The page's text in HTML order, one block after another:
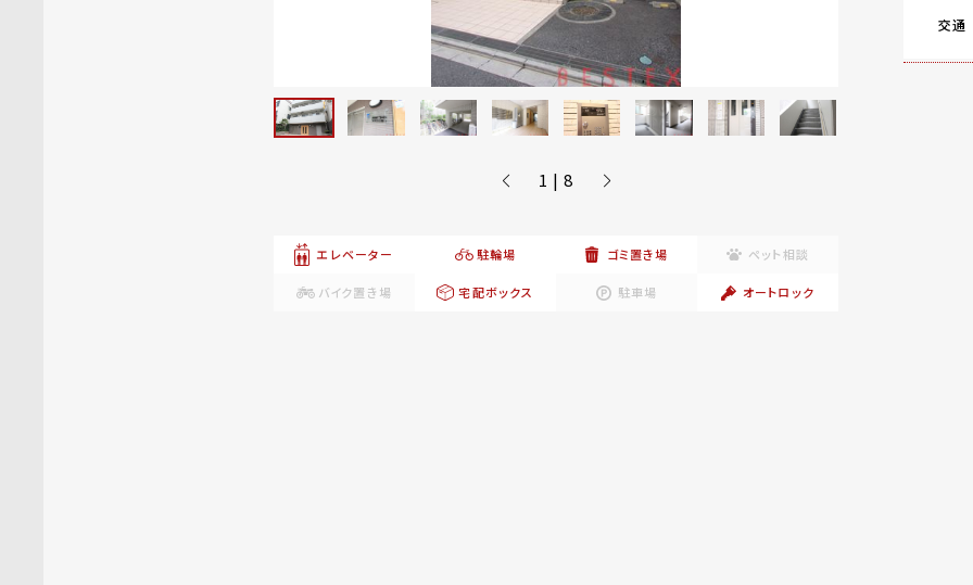
1 | 8
エレベーター 駐輪場 ゴミ置き場 ペット相談
バイク置き場 宅配ボックス 駐車場 オートロック
交通